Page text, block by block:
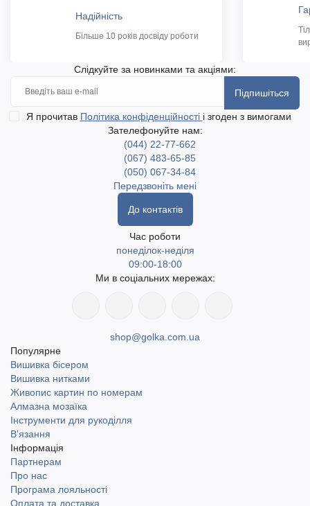
Надійність
Більше 10 років досвіду роботи
Слідкуйте за новинками та акціями:
Підпишіться
Я прочитав Політика конфіденційності і згоден з вимогами
Зателефонуйте нам:
(044) 22-77-662
(067) 483-65-85
(050) 067-34-84
Передзвоніть мені
До контактів
Час роботи
понеділок-неділя
09:00-18:00
Ми в соціальних мережах:
shop@golka.com.ua
Популярне
Вишивка бісером
Вишивка нитками
Живопис картин по номерам
Алмазна мозаїка
Інструменти для рукоділля
В'язання
Інформація
Партнерам
Про нас
Програма лояльності
Оплата та доставка